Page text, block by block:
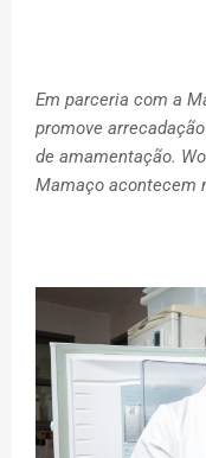
Em parceria com a
promove
de amamentação.
Mamaço acontecem